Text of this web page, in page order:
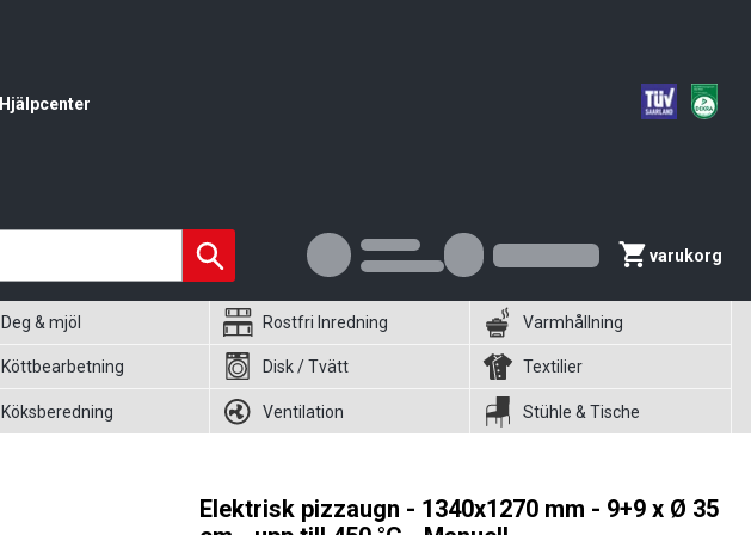
Hjälpcenter
varukorg
Deg & mjöl Rostfri Inredning Varmhållning
Köttbearbetning Disk / Tvätt Textilier
Köksberedning Ventilation Stühle & Tische
Elektrisk pizzaugn - 1340x1270 mm - 9+9 x Ø 35